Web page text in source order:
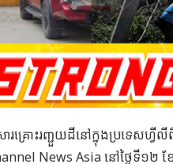
រគ្រោះរញ្ជួយដីនៅក្នុងប្រទេស
News Asiaនៅថ្ងៃទី១២